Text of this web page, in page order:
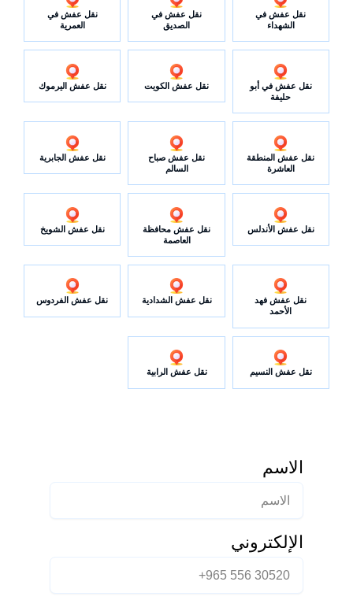
نقل عفش في
الشهداء
نقل عفش في
الصديق
نقل عفش في
العمرية
نقل عفش في أبو
حليفة
نقل عفش الكويت نقل عفش اليرموك
نقل عفش المنطقة
العاشرة
نقل عفش صباح
السالم
نقل عفش الجابرية
نقل عفش الأندلس
نقل عفش محافظة
العاصمة
نقل عفش الشويخ
نقل عفش فهد
الأحمد
نقل عفش الشدادية نقل عفش الفردوس
نقل عفش النسيم نقل عفش الرابية
الاسم
الإلكتروني